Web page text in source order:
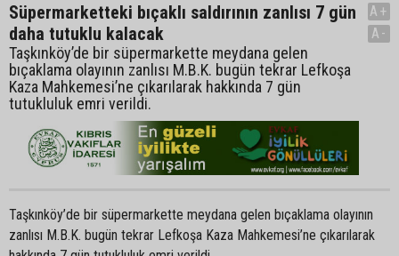
Süpermarketteki bıçaklı saldırının zanlısı 7 gün
daha tutuklu kalacak
Taşkınköy’de bir süpermarkette meydana gelen
bıçaklama olayının zanlısı M.B.K. bugün tekrar Lefkoşa
Kaza Mahkemesi’ne çıkarılarak hakkında 7 gün
tutukluluk emri verildi.
A+
A-
Taşkınköy’de bir süpermarkette meydana gelen bıçaklama olayının
zanlısı M.B.K. bugün tekrar Lefkoşa Kaza Mahkemesi’ne çıkarılarak